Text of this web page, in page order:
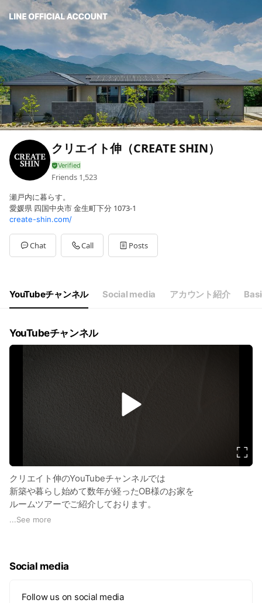
クリエイト伸（CREATE SHIN）
Friends 1,523
瀬戸内に暮らす。
愛媛県 四国中央市 金生町下分 1073-1
create-shin.com/
Chat Call Posts
YouTubeチャンネル Social media アカウント紹介
YouTubeチャンネル
クリエイト伸のYouTubeチャンネルでは
新築や暮らし始めて数年が経ったOB様のお家を
ルームツアーでご紹介しております。
施工写真ではわからない、細部までご紹介して
https://bit.ly/38u1i3v
...See more
Social media
Follow us on social media